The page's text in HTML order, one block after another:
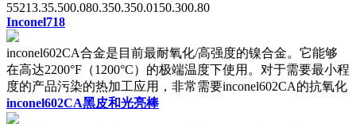
55213.35.500.080.350.350.0150.300.80
Inconel718
inconel602CA合金是目前最耐氧化/高强度的镍合金。它能够
在高达2200°F（1200°C）的极端温度下使用。对于需要最小程
度的产品污染的热加工应用，非常需要inconel602CA的抗氧化
inconel602CA黑皮和光亮棒